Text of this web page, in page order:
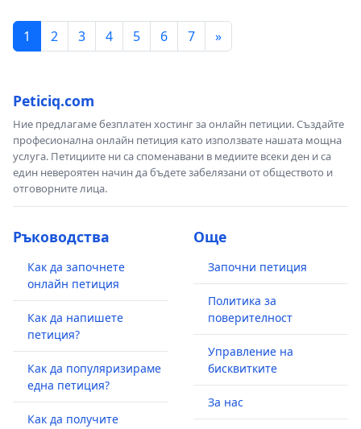
1 2 3 4 5 6 7 »
Peticiq.com
Ние предлагаме безплатен хостинг за онлайн петиции. Създайте
професионална онлайн петиция като използвате нашата мощна
услуга. Петициите ни са споменавани в медиите всеки ден и са
един невероятен начин да бъдете забелязани от обществото и
отговорните лица.
Ръководства
Как да започнете
онлайн петиция
Как да напишете
петиция?
Как да популяризираме
една петиция?
Как да получите
Още
Започни петиция
Политика за
поверителност
Управление на
бисквитките
За нас